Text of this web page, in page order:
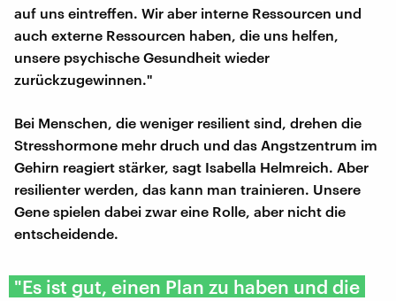
auf uns eintreffen. Wir aber interne Ressourcen und
auch externe Ressourcen haben, die uns helfen,
unsere psychische Gesundheit wieder
zurückzugewinnen."
Bei Menschen, die weniger resilient sind, drehen die
Stresshormone mehr druch und das Angstzentrum im
Gehirn reagiert stärker, sagt Isabella Helmreich. Aber
resilienter werden, das kann man trainieren. Unsere
Gene spielen dabei zwar eine Rolle, aber nicht die
entscheidende.
"Es ist gut, einen Plan zu haben und die